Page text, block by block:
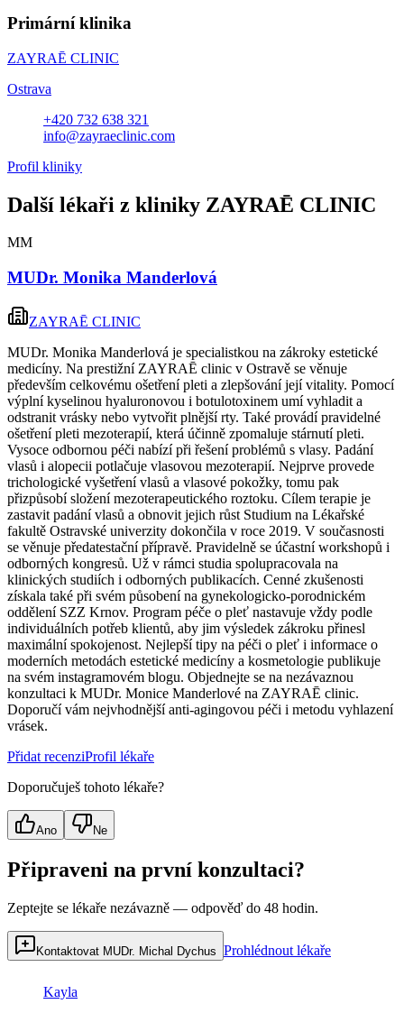
Primární klinika
ZAYRAĒ CLINIC
Ostrava
+420 732 638 321
info@zayraeclinic.com
Profil kliniky
Další lékaři z kliniky ZAYRAĒ CLINIC
MM
MUDr. Monika Manderlová
ZAYRAĒ CLINIC
MUDr. Monika Manderlová je specialistkou na zákroky estetické
medicíny. Na prestižní ZAYRAĒ clinic v Ostravě se věnuje
především celkovému ošetření pleti a zlepšování její vitality. Pomocí
výplní kyselinou hyaluronovou i botulotoxinem umí vyhladit a
odstranit vrásky nebo vytvořit plnější rty. Také provádí pravidelné
ošetření pleti mezoterapií, která účinně zpomaluje stárnutí pleti.
Vysoce odbornou péči nabízí při řešení problémů s vlasy. Padání
vlasů i alopecii potlačuje vlasovou mezoterapií. Nejprve provede
trichologické vyšetření vlasů a vlasové pokožky, tomu pak
přizpůsobí složení mezoterapeutického roztoku. Cílem terapie je
zastavit padání vlasů a obnovit jejich růst Studium na Lékařské
fakultě Ostravské univerzity dokončila v roce 2019. V současnosti
se věnuje předatestační přípravě. Pravidelně se účastní workshopů i
odborných kongresů. Už v rámci studia spolupracovala na
klinických studiích i odborných publikacích. Cenné zkušenosti
získala také při svém působení na gynekologicko-porodnickém
oddělení SZZ Krnov. Program péče o pleť nastavuje vždy podle
individuálních potřeb klientů, aby jim výsledek zákroku přinesl
maximální spokojenost. Nejlepší tipy na péči o pleť i informace o
moderních metodách estetické medicíny a kosmetologie publikuje
na svém instagramovém blogu. Objednejte se na nezávaznou
konzultaci k MUDr. Monice Manderlové na ZAYRAĒ clinic.
Doporučí vám nejvhodnější anti-agingovou péči i metodu vyhlazení
vrásek.
Přidat recenziProfil lékaře
Doporučuješ tohoto lékaře?
Ano Ne
Připraveni na první konzultaci?
Zeptejte se lékaře nezávazně — odpověď do 48 hodin.
Kontaktovat MUDr. Michal Dychus Prohlédnout lékaře
Kayla